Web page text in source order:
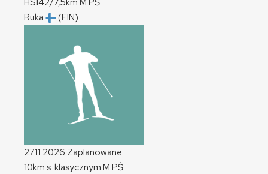
HS142/7,5km M PŚ
Ruka
(FIN)
27.11.2026 Zaplanowane
10km s. klasycznym M PŚ